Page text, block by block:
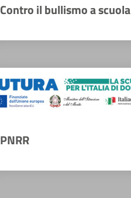
Contro il bullismo a scuola
PNRR